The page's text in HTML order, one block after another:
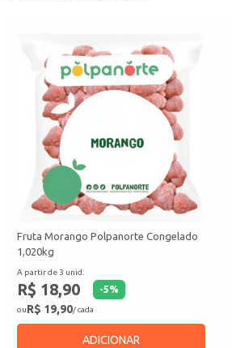
Fruta Morango Polpanorte Congelado
1,020kg
A partir de 3 unid.
R$ 18,90 -5%
ouR$ 19,90/ cada
ADICIONAR